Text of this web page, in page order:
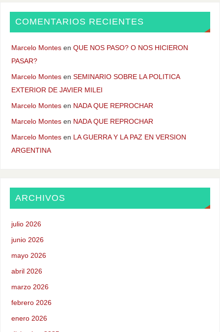
COMENTARIOS RECIENTES
Marcelo Montesen QUE NOS PASO? O NOS HICIERON
PASAR?
Marcelo Montesen SEMINARIO SOBRE LA POLITICA
EXTERIOR DE JAVIER MILEI
Marcelo Montesen NADA QUE REPROCHAR
Marcelo Montesen NADA QUE REPROCHAR
Marcelo Montesen LA GUERRA Y LA PAZ EN VERSION
ARGENTINA
ARCHIVOS
julio 2026
junio 2026
mayo 2026
abril 2026
marzo 2026
febrero 2026
enero 2026